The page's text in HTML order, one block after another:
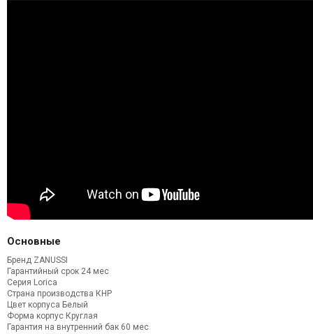
Основные
Бренд ZANUSSI
Гарантийный срок 24 мес
Серия Lorica
Страна производства КНР
Цвет корпуса Белый
Форма корпус Круглая
Гарантия на внутренний бак 60 мес